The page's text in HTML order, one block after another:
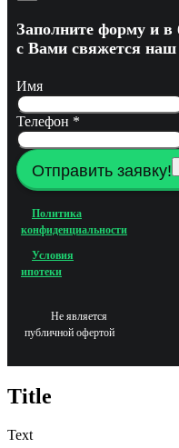
Заполните форму и
с Вами свяжется
Имя
Телефон *
Отправить заявку!
Политика
конфиденциальности
Условия
ипотеки
Не является
публичной офертой
Title
Text